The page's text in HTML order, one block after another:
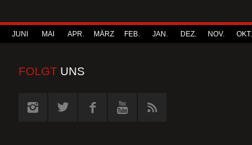
JUNI MAI APR. MÄRZ FEB. JAN. DEZ. NOV. OKT.
FOLGT UNS